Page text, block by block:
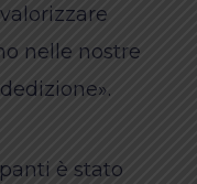
nelle nostre
è stato